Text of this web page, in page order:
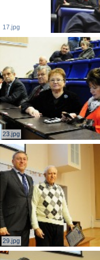
17.jpg
23.jpg
29.jpg